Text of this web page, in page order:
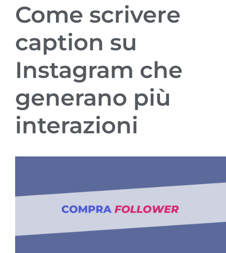
Come scrivere
caption su
Instagram che
generano più
interazioni